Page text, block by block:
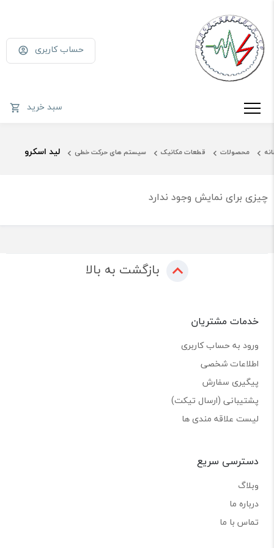
حساب کاربری
سبد خرید
محصولات قطعات مکانیک سیستم های حرکت خطی لید اسکرو
چیزی برای نمایش وجود ندارد
بازگشت به بالا
خدمات مشتریان
ورود به حساب کاربری
اطلاعات شخصی
پیگیری سفارش
پشتیبانی (ارسال تیکت)
لیست علاقه مندی ها
دسترسی سریع
وبلاگ
درباره ما
تماس با ما